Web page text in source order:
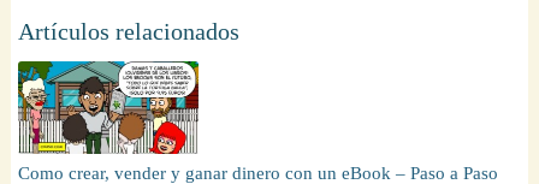
Artículos relacionados
Como crear, vender y ganar dinero con un eBook – Paso a Paso